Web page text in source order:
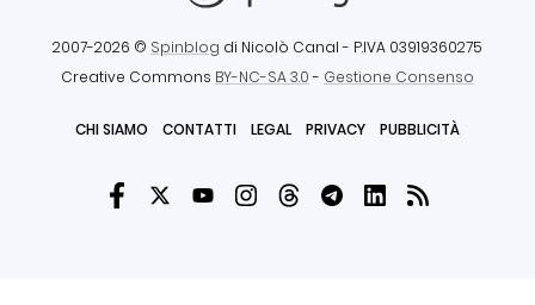
2007-2026 © Spinblog di Nicolò Canal - P.IVA 03919360275
Creative Commons BY-NC-SA 3.0- Gestione Consenso
CHI SIAMO CONTATTI LEGAL PRIVACY PUBBLICITÀ